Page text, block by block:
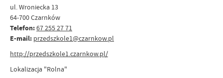
ul. Wroniecka 13
64-700 Czarnków
Telefon:67 255 27 71
E-mail: przedszkole1@czarnkow.pl
http://przedszkole1.czarnkow.pl/
Lokalizacja "Rolna"